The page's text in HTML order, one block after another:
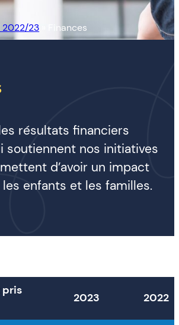
2022/23 Finances
résultats financiers
soutiennent nos initiatives
d’avoir un impact
enfants et les familles.
pris
2023 2022